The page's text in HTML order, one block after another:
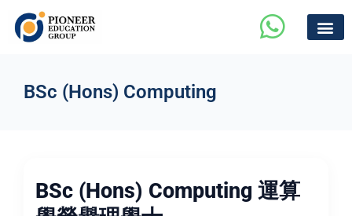
BSc (Hons) Computing
BSc (Hons) Computing 運算